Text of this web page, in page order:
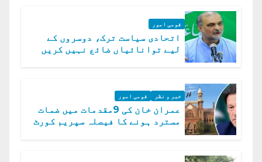
قومی امور
اتحادی سیاست ترک، دوسروں کے
لیے توانائیاں ضائع نہیں کریں
خبر و نظر قومی امور
عمران خان کی 9مقدمات میں ضمات
مسترد ہونے کا فیصلہ سپریم کورٹ